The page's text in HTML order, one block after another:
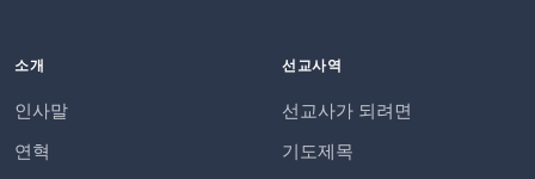
소개
인사말
연혁
선교사역
선교사가 되려면
기도제목